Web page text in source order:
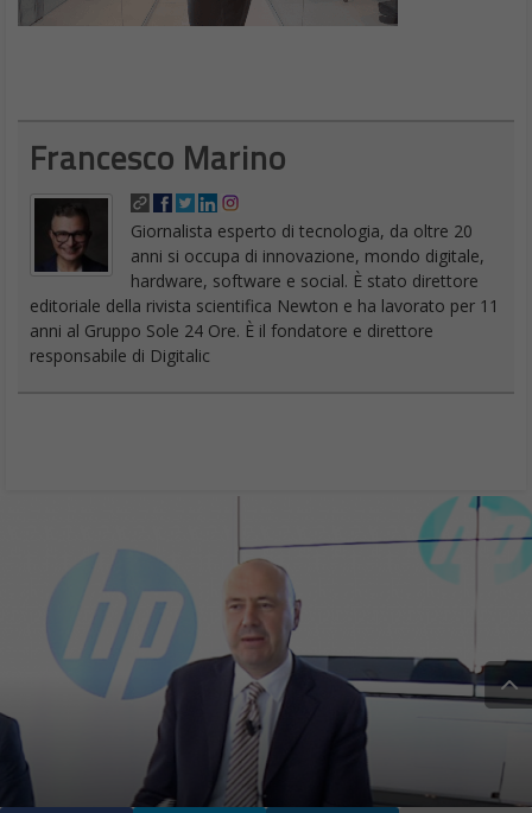
Francesco Marino
Giornalista esperto di tecnologia, da oltre 20
anni si occupa di innovazione, mondo digitale,
hardware, software e social. È stato direttore
editoriale della rivista scientifica Newton e ha lavorato per 11
anni al Gruppo Sole 24 Ore. È il fondatore e direttore
responsabile di Digitalic